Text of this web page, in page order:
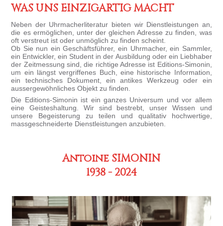
WAS UNS EINZIGARTIG MACHT
Neben der Uhrmacherliteratur bieten wir Dienstleistungen an,
die es ermöglichen, unter der gleichen Adresse zu finden, was
oft verstreut ist oder unmöglich zu finden scheint.
Ob Sie nun ein Geschäftsführer, ein Uhrmacher, ein Sammler,
ein Entwickler, ein Student in der Ausbildung oder ein Liebhaber
der Zeitmessung sind, die richtige Adresse ist Editions-Simonin,
um ein längst vergriffenes Buch, eine historische Information,
ein technisches Dokument, ein antikes Werkzeug oder ein
aussergewöhnliches Objekt zu finden.
Die Editions-Simonin ist ein ganzes Universum und vor allem
eine Geisteshaltung. Wir sind bestrebt, unser Wissen und
unsere Begeisterung zu teilen und qualitativ hochwertige,
massgeschneiderte Dienstleistungen anzubieten.
Antoine SIMONIN
1938 - 2024